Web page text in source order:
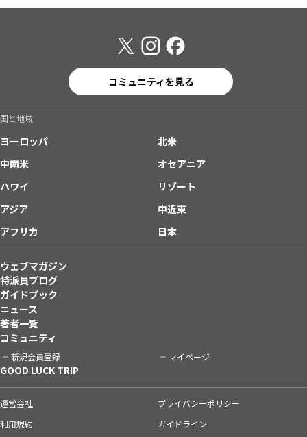
コミュニティを見る
国と地域
ヨーロッパ
北米
中南米
オセアニア
ハワイ
リゾート
アジア
中近東
アフリカ
日本
ウェブマガジン
特派員ブログ
ガイドブック
ニュース
著者一覧
コミュニティ
新規会員登録 マイページ
GOOD LUCK TRIP
運営会社
プライバシーポリシー
利用規約
ガイドライン